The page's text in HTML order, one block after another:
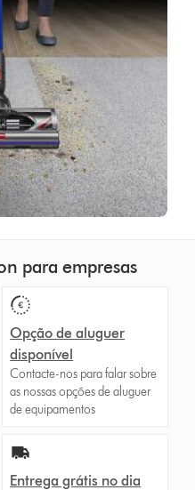
para empresas
Opção de aluguer
disponível
Contacte-nos para falar sobre
as nossas opções de aluguer
de equipamentos
Entrega grátis no dia